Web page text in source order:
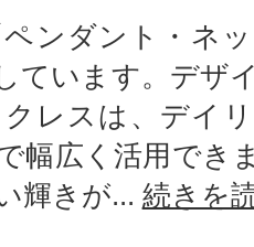
ンダント・ネ
ています。デザ
レスは、デイ
幅広く活用でき
輝きが... 続きを